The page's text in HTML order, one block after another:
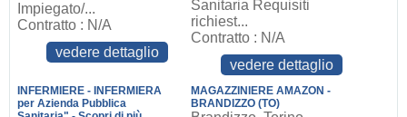
Impiegato/...
Contratto : N/A
vedere dettaglio
Sanitaria Requisiti
richiest...
Contratto : N/A
vedere dettaglio
INFERMIERE - INFERMIERA
per Azienda Pubblica
MAGAZZINIERE AMAZON -
BRANDIZZO (TO)